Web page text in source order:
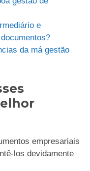
e
da má gestão
empresariais
los devidamente